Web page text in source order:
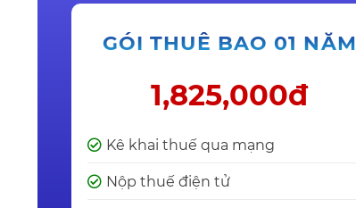
GÓI THUÊ BAO 01 NĂM
1,825,000đ
Kê khai thuế qua mạng
Nộp thuế điện tử